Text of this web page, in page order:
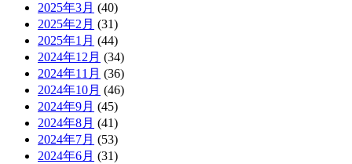
2025年3月 (40)
2025年2月 (31)
2025年1月 (44)
2024年12月 (34)
2024年11月 (36)
2024年10月 (46)
2024年9月 (45)
2024年8月 (41)
2024年7月 (53)
2024年6月 (31)